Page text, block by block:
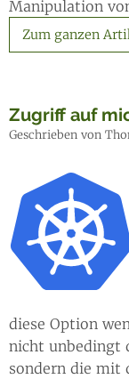
Manipulation
Zum ganzen
Zugriff auf
Geschrieben von
diese Option
nicht unbedingt
sondern die mit